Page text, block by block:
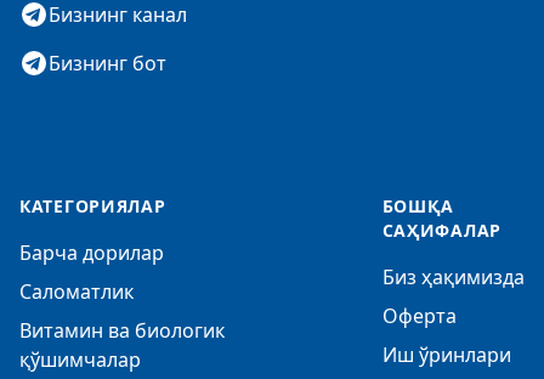
Бизнинг канал
Бизнинг бот
КАТЕГОРИЯЛАР
Барча дорилар
Саломатлик
Витамин ва биологик
қўшимчалар
БОШҚА
САҲИФАЛАР
Биз ҳақимизда
Оферта
Иш ўринлари